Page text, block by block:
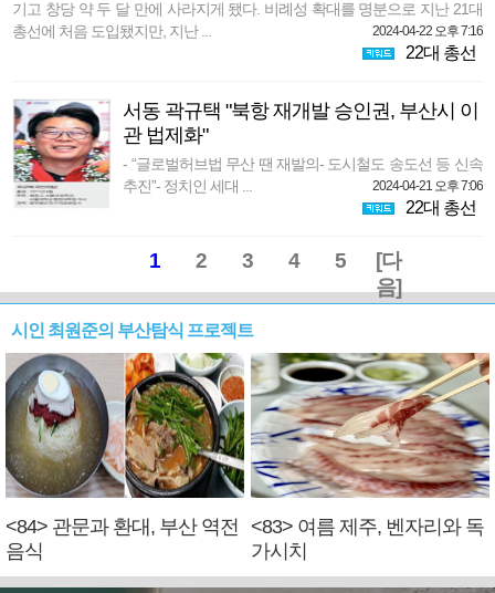
기고 창당 약 두 달 만에 사라지게 됐다. 비례성 확대를 명분으로 지난 21대
총선에 처음 도입됐지만, 지난 ...
2024-04-22 오후 7:16
22대 총선
서동 곽규택 "북항 재개발 승인권, 부산시 이
관 법제화"
- “글로벌허브법 무산 땐 재발의- 도시철도 송도선 등 신속
추진”- 정치인 세대 ...
2024-04-21 오후 7:06
22대 총선
1 2 3 4 5
[다
음]
시인 최원준의 부산탐식 프로젝트
<84> 관문과 환대, 부산 역전
음식
<83> 여름 제주, 벤자리와 독
가시치